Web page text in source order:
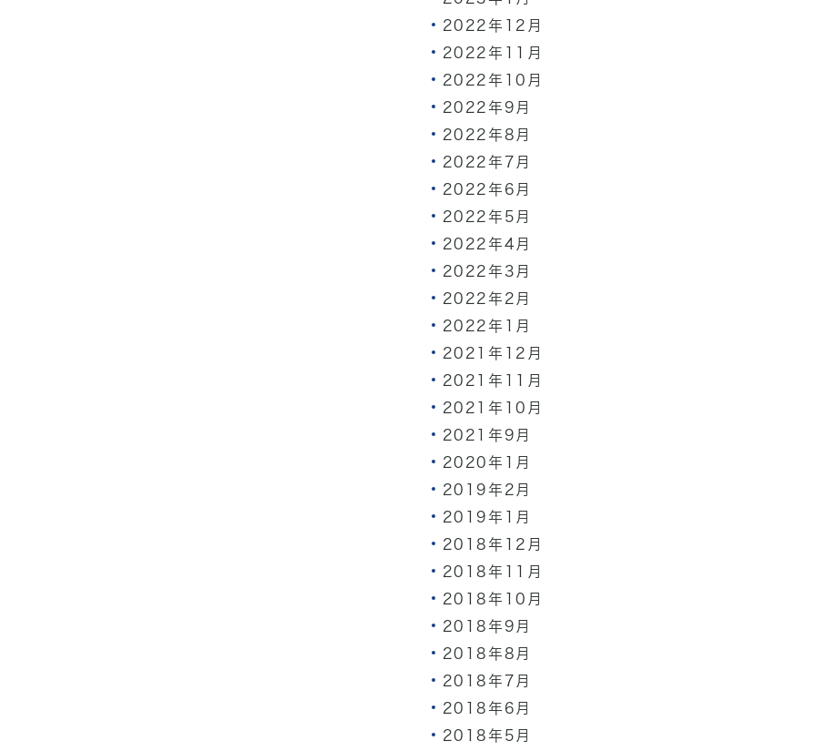
2022年12月
2022年11月
2022年10月
2022年9月
2022年8月
2022年7月
2022年6月
2022年5月
2022年4月
2022年3月
2022年2月
2022年1月
2021年12月
2021年11月
2021年10月
2021年9月
2020年1月
2019年2月
2019年1月
2018年12月
2018年11月
2018年10月
2018年9月
2018年8月
2018年7月
2018年6月
2018年5月